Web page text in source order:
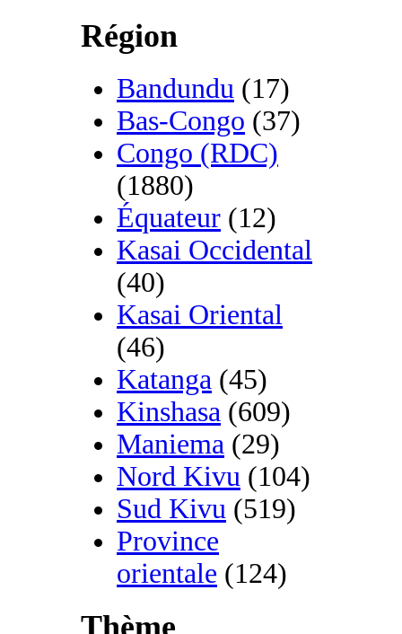
Région
Bandundu (17)
Bas-Congo (37)
Congo (RDC)
(1880)
Équateur (12)
Kasai Occidental
(40)
Kasai Oriental
(46)
Katanga (45)
Kinshasa (609)
Maniema (29)
Nord Kivu (104)
Sud Kivu (519)
Province
orientale (124)